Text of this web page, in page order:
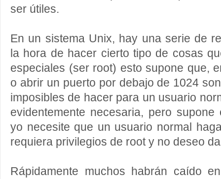
ser útiles.
En un sistema Unix, hay una serie de
la hora de hacer cierto tipo de cosas
especiales (ser root) esto supone que,
o abrir un puerto por debajo de 1024
imposibles de hacer para un usuario
evidentemente necesaria, pero
yo necesite que un usuario normal
requiera privilegios de root y no deseo
Rápidamente muchos habrán caído